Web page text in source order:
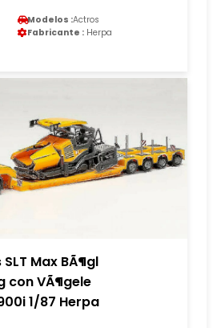
Modelos :Actros
Fabricante : Herpa
Max BÃ¶gl
con VÃ¶gele
1/87 Herpa